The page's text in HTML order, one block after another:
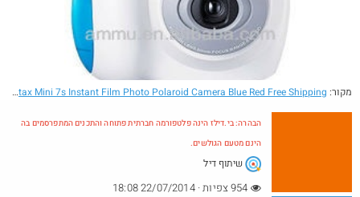
מקור: - Fujifilm Instax Mini 7s Instant Film Photo Polaroid Camera Blue Red Free Shipping
הבהרה: בי.דילז הינה פלטפורמה חברתית פתוחה והתכנים המתפרסמים בה
הינם מטעם הגולשים.
שיתוף דיל